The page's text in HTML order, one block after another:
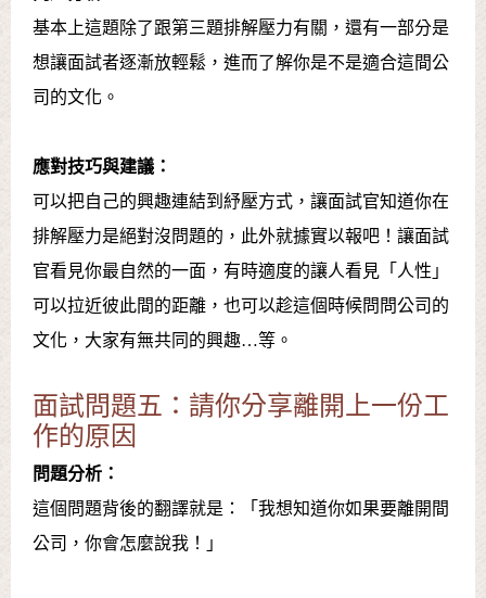
基本上這題除了跟第三題排解壓力有關，還有一部分是
想讓面試者逐漸放輕鬆，進而了解你是不是適合這間公
司的文化。
應對技巧與建議：
可以把自己的興趣連結到紓壓方式，讓面試官知道你在
排解壓力是絕對沒問題的，此外就據實以報吧！讓面試
官看見你最自然的一面，有時適度的讓人看見「人性」
可以拉近彼此間的距離，也可以趁這個時候問問公司的
文化，大家有無共同的興趣…等。
面試問題五：請你分享離開上一份工
作的原因
問題分析：
這個問題背後的翻譯就是：「我想知道你如果要離開間
公司，你會怎麼說我！」